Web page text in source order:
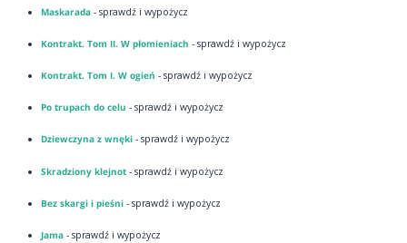
Maskarada - sprawdź i wypożycz
Kontrakt. Tom II. W płomieniach - sprawdź i wypożycz
Kontrakt. Tom I. W ogień - sprawdź i wypożycz
Po trupach do celu - sprawdź i wypożycz
Dziewczyna z wnęki- sprawdź i wypożycz
Skradziony klejnot- sprawdź i wypożycz
Bez skargi i pieśni- sprawdź i wypożycz
Jama - sprawdź i wypożycz